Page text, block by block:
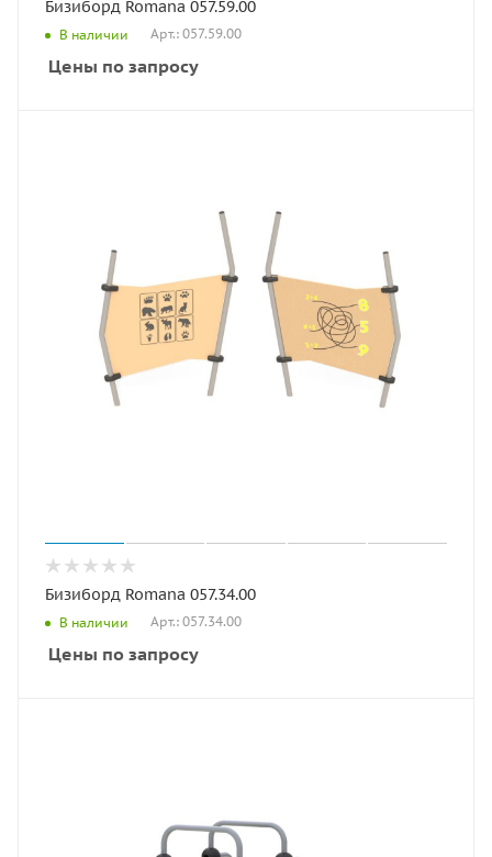
Бизиборд Romana 057.59.00
В наличии Арт.: 057.59.00
Цены по запросу
Бизиборд Romana 057.34.00
В наличии Арт.: 057.34.00
Цены по запросу